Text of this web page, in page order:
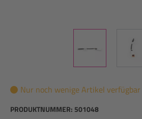
Nur noch wenige Artikel verfügbar
PRODUKTNUMMER: 501048